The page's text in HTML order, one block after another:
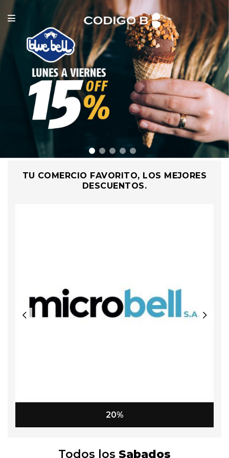
TU COMERCIO FAVORITO, LOS MEJORES
DESCUENTOS.
20%
Todos los Sabados